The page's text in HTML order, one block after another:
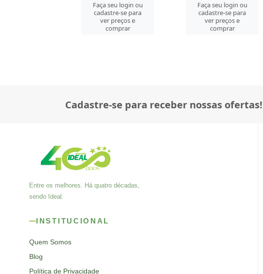
Faça seu login ou
cadastre-se para
ver preços e
comprar
Faça seu login ou
cadastre-se para
ver preços e
comprar
Cadastre-se para receber nossas ofertas!
Entre os melhores. Há quatro décadas,
sendo Ideal.
INSTITUCIONAL
Quem Somos
Blog
Política de Privacidade